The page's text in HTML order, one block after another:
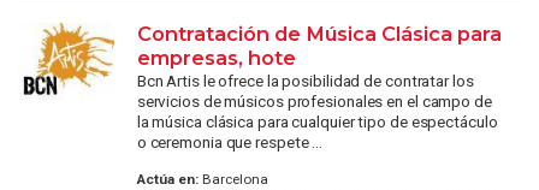
Contratación de Música Clásica para
empresas, hote
Bcn Artis le ofrece la posibilidad de contratar los
servicios de músicos profesionales en el campo de
la música clásica para cualquier tipo de espectáculo
o ceremonia que respete ...
Actúa en:Barcelona